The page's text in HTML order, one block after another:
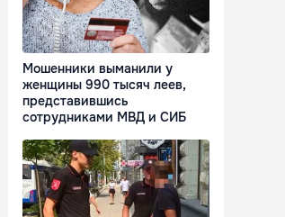
Мошенники выманили у
женщины 990 тысяч леев,
представившись
сотрудниками МВД и СИБ